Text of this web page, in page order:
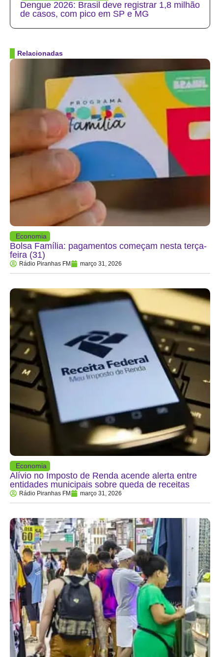
Dengue 2026: Brasil deve registrar 1,8 milhão
de casos, com pico em SP e MG
Relacionadas
Economia
Bolsa Família: pagamentos começam nesta terça-
feira (31)
Rádio Piranhas FM março 31, 2026
Economia
Alívio no Imposto de Renda acende alerta entre
entidades municipais sobre queda de receitas
Rádio Piranhas FM março 31, 2026